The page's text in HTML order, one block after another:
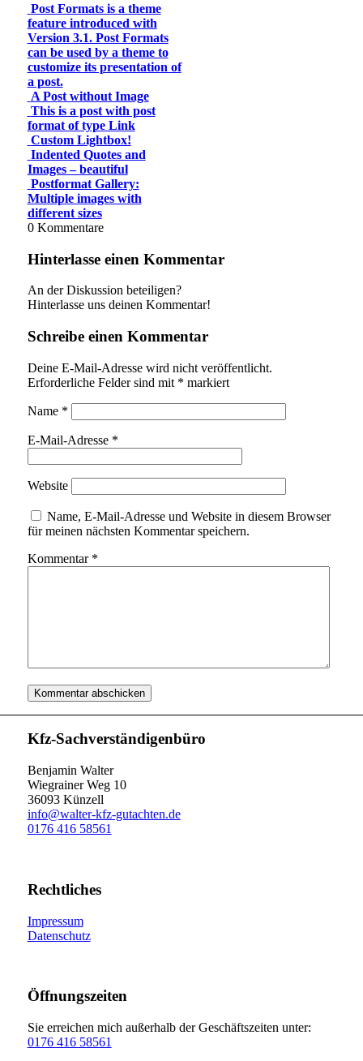
Post Formats is a theme
feature introduced with
Version 3.1. Post Formats
can be used by a theme to
customize its presentation of
a post.
A Post without Image
This is a post with post
format of type Link
Custom Lightbox!
Indented Quotes and
Images – beautiful
Postformat Gallery:
Multiple images with
different sizes
0 Kommentare
Hinterlasse einen Kommentar
An der Diskussion beteiligen?
Hinterlasse uns deinen Kommentar!
Schreibe einen Kommentar
Deine E-Mail-Adresse wird nicht veröffentlicht.
Erforderliche Felder sind mit * markiert
Name *
E-Mail-Adresse *
Website
Name, E-Mail-Adresse und Website in diesem Browser
für meinen nächsten Kommentar speichern.
Kommentar *
Kfz-Sachverständigenbüro
Benjamin Walter
Wiegrainer Weg 10
36093 Künzell
info@walter-kfz-gutachten.de
0176 416 58561
Rechtliches
Impressum
Datenschutz
Öffnungszeiten
Sie erreichen mich außerhalb der Geschäftszeiten unter:
0176 416 58561